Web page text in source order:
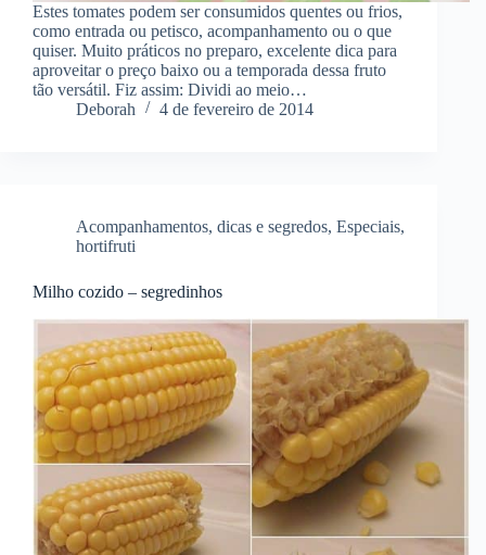
Estes tomates podem ser consumidos quentes ou frios,
como entrada ou petisco, acompanhamento ou o que
quiser. Muito práticos no preparo, excelente dica para
aproveitar o preço baixo ou a temporada dessa fruto
tão versátil. Fiz assim: Dividi ao meio…
Deborah
4 de fevereiro de 2014
Acompanhamentos, dicas e segredos, Especiais,
hortifruti
Milho cozido – segredinhos